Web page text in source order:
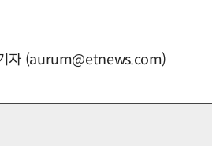
자 (aurum@etnews.com)